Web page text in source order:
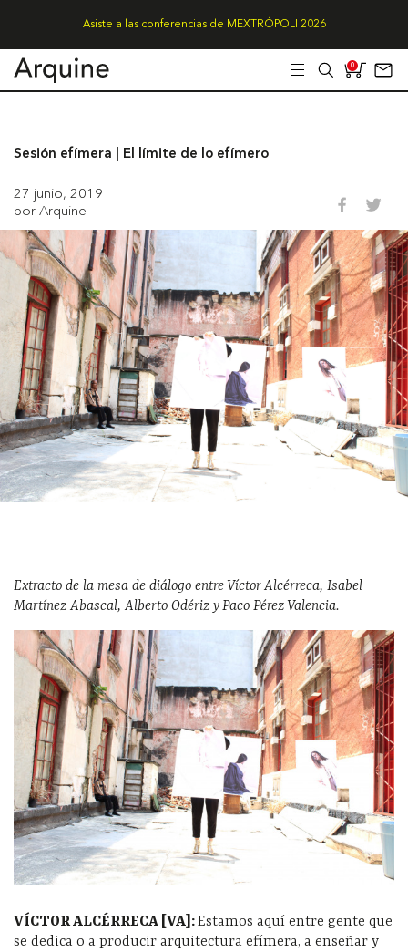
Asiste a las conferencias de MEXTRÓPOLI 2026
0
Sesión efímera | El límite de lo efímero
27 junio, 2019
por Arquine
Extracto de la mesa de diálogo entre Víctor Alcérreca, Isabel
Martínez Abascal, Alberto Odériz y Paco Pérez Valencia.
VÍCTOR ALCÉRRECA [VA] :Estamos aquí entre gente que
se dedica o a producir arquitectura efímera, a enseñar y